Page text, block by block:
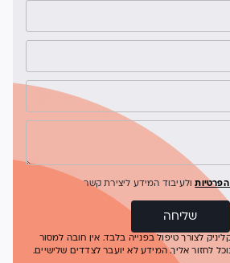
הפרטיותולעיבוד המידע ליצירת קשר
שליחה
לצורך טיפול בפנייה בלבד. אין חובה למסור
לחזור אליך. המידע לא יועבר לצדדים שלישיים.